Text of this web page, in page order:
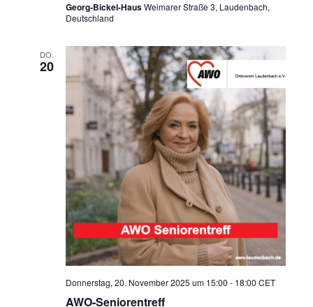
Georg-Bickel-HausWeimarer Straße 3, Laudenbach,
Deutschland
DO.
20
AWO-Seniorentreff
Donnerstag, 20. November 2025 um 15:00 - 18:00 CET